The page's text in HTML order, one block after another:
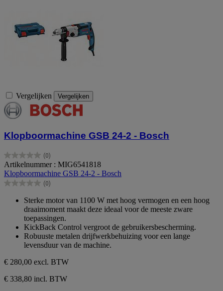
Vergelijken Vergelijken
Klopboormachine GSB 24-2 - Bosch
(0)
0.0
van
de
5
Artikelnummer : MIG6541818
Klopboormachine GSB 24-2 - Bosch
(0)
0.0
sterren.
Sterke motor van 1100 W met hoog vermogen en een hoog
draaimoment maakt deze ideaal voor de meeste zware
toepassingen.
KickBack Control vergroot de gebruikersbescherming.
Robuuste metalen drijfwerkbehuizing voor een lange
levensduur van de machine.
€ 280,00 excl. BTW
€ 338,80 incl. BTW